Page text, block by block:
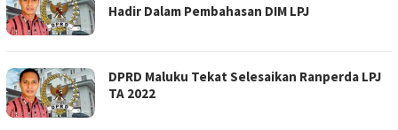
Hadir Dalam Pembahasan DIM LPJ
DPRD Maluku Tekat Selesaikan Ranperda LPJ
TA 2022